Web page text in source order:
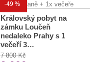
-49 %
Královský pobyt na
zámku Loučeň
nedaleko Prahy s 1
večeří 3…
7 800 Kč